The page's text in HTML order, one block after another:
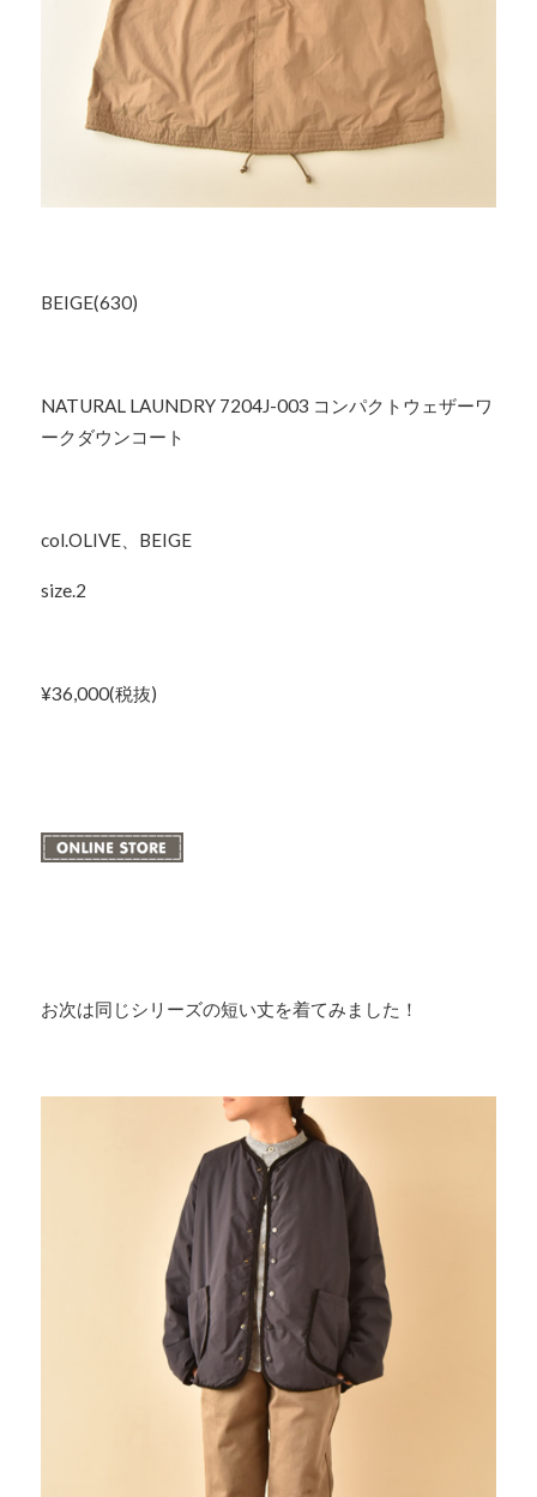
BEIGE(630)
NATURAL LAUNDRY 7204J-003 コンパクトウェザーワ
ークダウンコート
col.OLIVE、BEIGE
size.2
¥36,000(税抜)
お次は同じシリーズの短い丈を着てみました！